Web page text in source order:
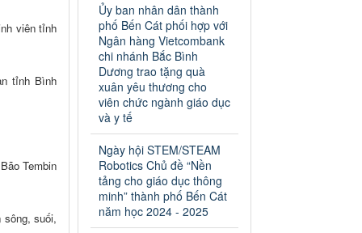
viên tỉnh
tỉnh Bình
Tembin
sông, suối,
Ngày ban hành: 13/03/2025
Kế hoạch Phổ biến, giáo
dục pháp luật năm 2025 của
ngành Giáo dục và Đào tạo
thành phố Bến Cát
Kế hoạch Phổ biến, giáo dục
pháp luật năm 2025 của
ngành Giáo dục và Đào tạo
thành phố Bến Cát
Ngày ban hành: 28/02/2025
Quyết định công bố thủ tục
hành chính bị bãi bỏ trong
Ủy ban nhân dân thành
phố Bến Cát phối hợp với
Ngân hàng Vietcombank
chi nhánh Bắc Bình
Dương trao tặng quà
xuân yêu thương cho
viên chức ngành giáo dục
và y tế
Ngày hội STEM/STEAM
Robotics Chủ đề “Nền
tảng cho giáo dục thông
minh” thành phố Bến Cát
năm học 2024 - 2025